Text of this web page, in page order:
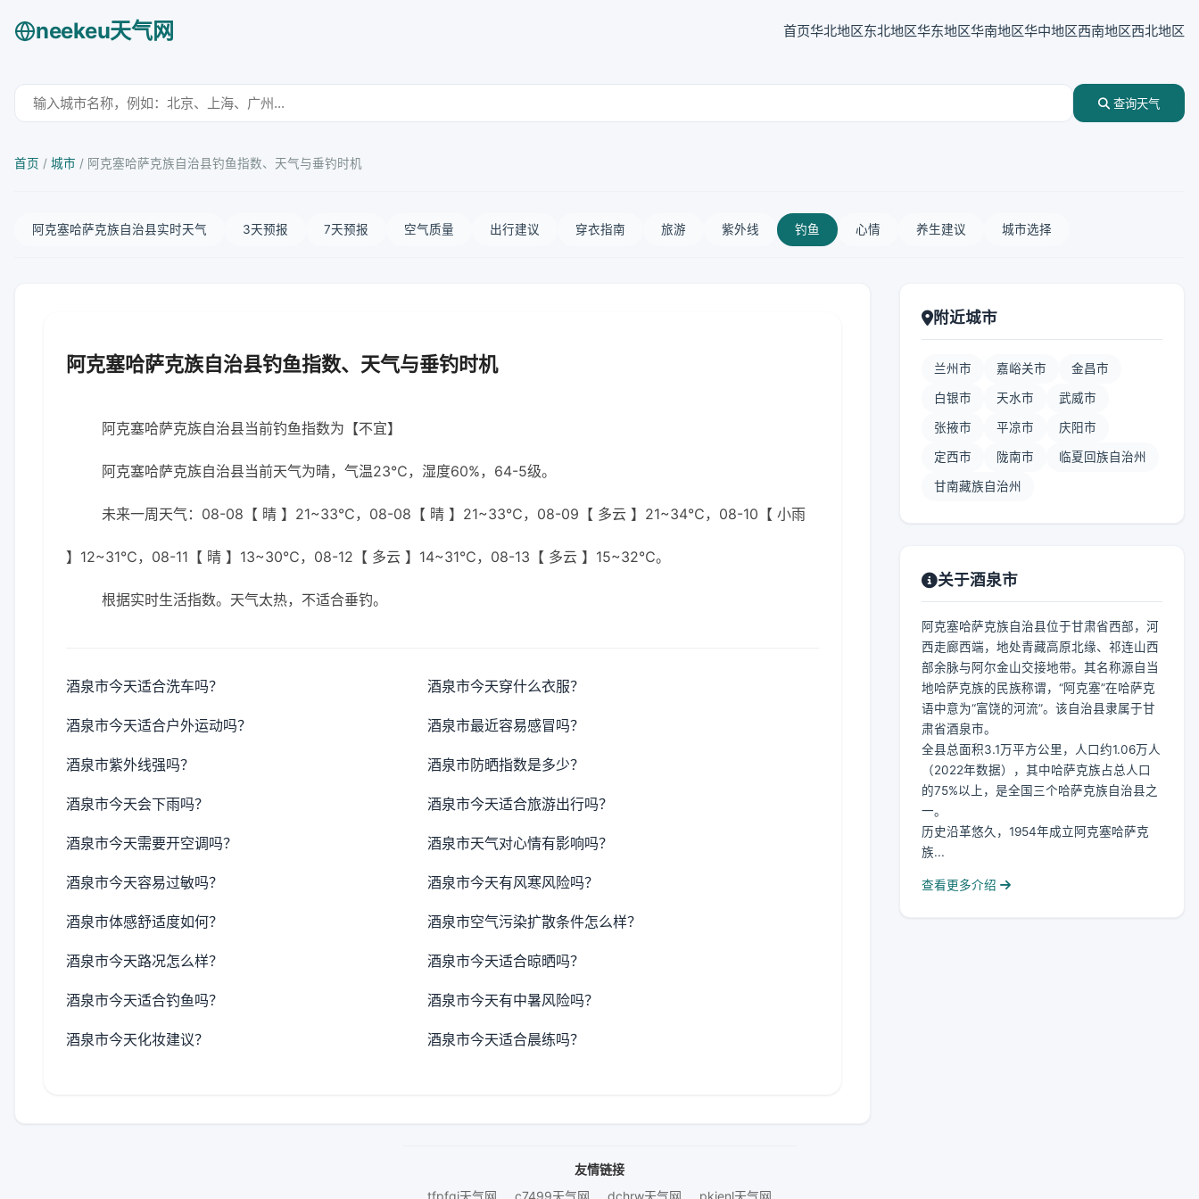
neekeu天气网 首页华北地区东北地区华东地区华南地区华中地区西南地区西北地区
查询天气
首页 / 城市 / 阿克塞哈萨克族自治县钓鱼指数、天气与垂钓时机
阿克塞哈萨克族自治县实时天气 3天预报 7天预报 空气质量 出行建议 穿衣指南 旅游 紫外线 钓鱼 心情 养生建议 城市选择
阿克塞哈萨克族自治县钓鱼指数、天气与垂钓时机
阿克塞哈萨克族自治县当前钓鱼指数为【不宜】
阿克塞哈萨克族自治县当前天气为晴，气温23℃，湿度60%，64-5级。
未来一周天气：08-08【 晴 】21~33℃，08-08【 晴 】21~33℃，08-09【 多云 】21~34℃，08-10【 小雨
】12~31℃，08-11【 晴 】13~30℃，08-12【 多云 】14~31℃，08-13【 多云 】15~32℃。
根据实时生活指数。天气太热，不适合垂钓。
酒泉市今天适合洗车吗？ 酒泉市今天穿什么衣服？
酒泉市今天适合户外运动吗？ 酒泉市最近容易感冒吗？
酒泉市紫外线强吗？ 酒泉市防晒指数是多少？
酒泉市今天会下雨吗？ 酒泉市今天适合旅游出行吗？
酒泉市今天需要开空调吗？ 酒泉市天气对心情有影响吗？
酒泉市今天容易过敏吗？ 酒泉市今天有风寒风险吗？
酒泉市体感舒适度如何？ 酒泉市空气污染扩散条件怎么样？
酒泉市今天路况怎么样？ 酒泉市今天适合晾晒吗？
酒泉市今天适合钓鱼吗？ 酒泉市今天有中暑风险吗？
酒泉市今天化妆建议？ 酒泉市今天适合晨练吗？
附近城市
兰州市 嘉峪关市 金昌市
白银市 天水市 武威市
张掖市 平凉市 庆阳市
定西市 陇南市 临夏回族自治州
甘南藏族自治州
关于酒泉市
阿克塞哈萨克族自治县位于甘肃省西部，河
西走廊西端，地处青藏高原北缘、祁连山西
部余脉与阿尔金山交接地带。其名称源自当
地哈萨克族的民族称谓，“阿克塞”在哈萨克
语中意为“富饶的河流”。该自治县隶属于甘
肃省酒泉市。
全县总面积3.1万平方公里，人口约1.06万人
（2022年数据），其中哈萨克族占总人口
的75%以上，是全国三个哈萨克族自治县之
一。
历史沿革悠久，1954年成立阿克塞哈萨克
族...
查看更多介绍
友情链接
tfpfgj天气网
c7499天气网 dchrw天气网 pkienl天气网